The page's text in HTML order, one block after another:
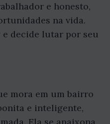
e honesto,
na vida.
decide lutar por seu
mora em um bairro
e inteligente,